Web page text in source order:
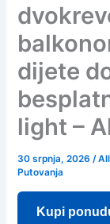
dijete
light –
30 srpnja, 2026/
Putovanja
Kupi